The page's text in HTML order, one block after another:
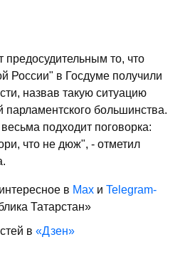
то, что
России" в Госдуме получили
назвав такую ситуацию
парламентского большинства.
подходит поговорка:
что не дюж", - отметил
в Max и Telegram-
Татарстан»
в «Дзен»